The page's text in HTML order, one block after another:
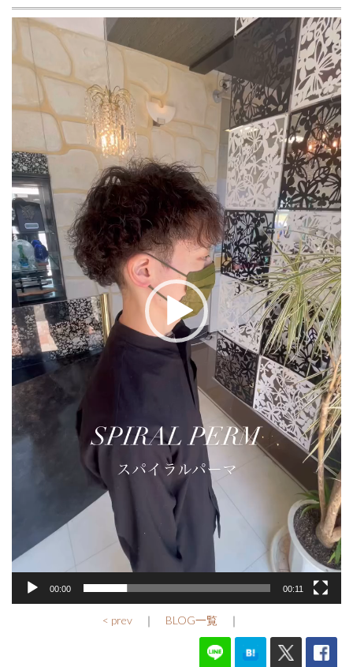
動
ヤ
00:00 00:11
< prev ｜ BLOG一覧 ｜